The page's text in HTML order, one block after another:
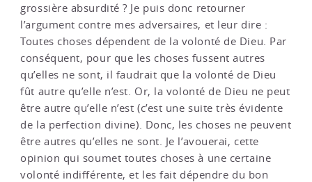
grossière absurdité ? Je puis donc retourner
l’argument contre mes adversaires, et leur dire :
Toutes choses dépendent de la volonté de Dieu. Par
conséquent, pour que les choses fussent autres
qu’elles ne sont, il faudrait que la volonté de Dieu
fût autre qu’elle n’est. Or, la volonté de Dieu ne peut
être autre qu’elle n’est (c’est une suite très évidente
de la perfection divine). Donc, les choses ne peuvent
être autres qu’elles ne sont. Je l’avouerai, cette
opinion qui soumet toutes choses à une certaine
volonté indifférente, et les fait dépendre du bon